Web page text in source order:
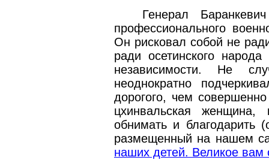
Генерал
профессионального
Он рисковал собой не
ради осетинского
независимости. Не
неоднократно
дорогого, чем
цхинвальская женщина,
обнимать и благодарить
размещенный на нашем
наших детей. Великое вам